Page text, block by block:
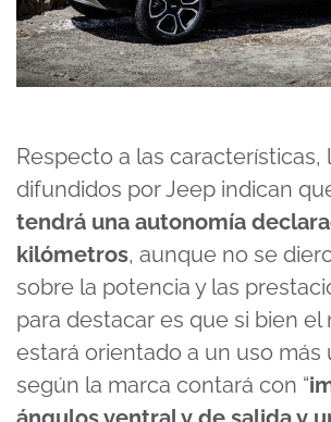
Respecto a las características,
difundidos por Jeep indican
tendrá una autonomía
kilómetros, aunque no se
sobre la potencia y las
para destacar es que si bien el
estará orientado a un uso más
según la marca contará con “